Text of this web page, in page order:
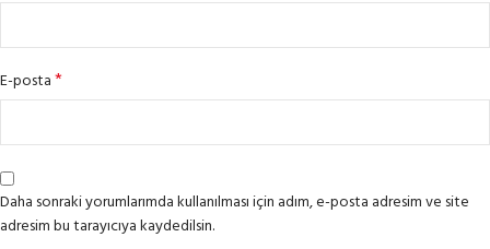
E-posta*
Daha sonraki yorumlarımda kullanılması için adım, e-posta adresim ve site
adresim bu tarayıcıya kaydedilsin.